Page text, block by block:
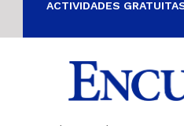
ACTIVIDADES